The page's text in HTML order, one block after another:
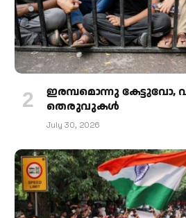
ഇരമ്പമൊന്നു കേട്ടുവോ,
തെരുവുകള്‍
July 30, 2026